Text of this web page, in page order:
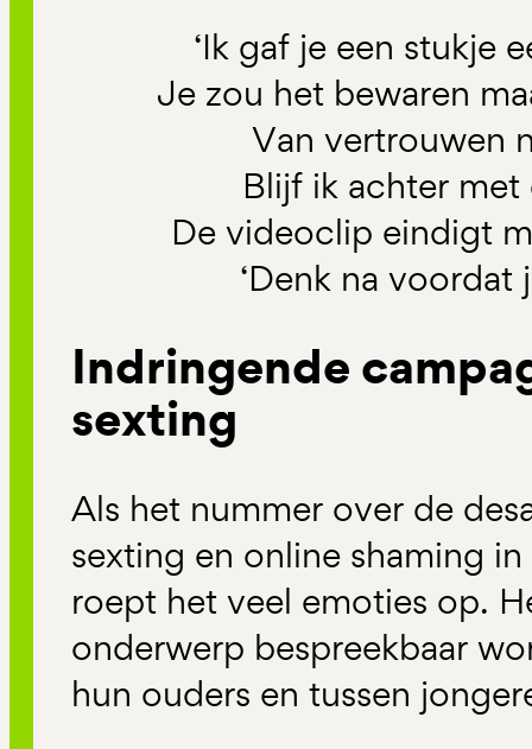
‘Ik gaf je een stukje
Je zou het bewaren
Van vertrouwen
Blijf ik achter met
De videoclip eindigt
‘Denk na voordat
Indringende
sexting
Als het nummer over de
sexting en online shaming
roept het veel emoties op.
onderwerp bespreekbaar
hun ouders en tussen